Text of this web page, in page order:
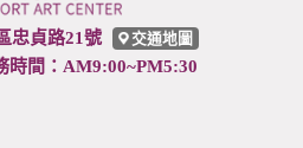
忠貞路21號 交通地圖
間：AM9:00~PM5:30